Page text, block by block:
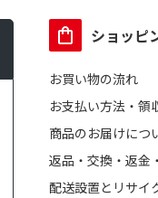
ショッピ
お買い物の流れ
お支払い方法・領
商品のお届けにつ
返品・交換・返金
配送設置とリサイ